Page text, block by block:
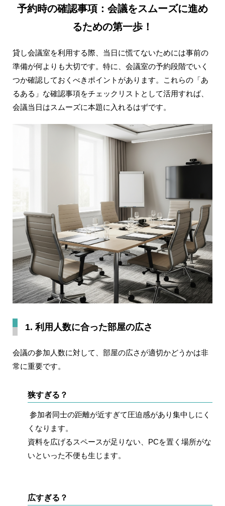
予約時の確認事項：会議をスムーズに進め
るための第一歩！
貸し会議室を利用する際、当日に慌てないためには事前の
準備が何よりも大切です。特に、会議室の予約段階でいく
つか確認しておくべきポイントがあります。これらの「あ
るある」な確認事項をチェックリストとして活用すれば、
会議当日はスムーズに本題に入れるはずです。
1. 利用人数に合った部屋の広さ
会議の参加人数に対して、部屋の広さが適切かどうかは非
常に重要です。
狭すぎる？
参加者同士の距離が近すぎて圧迫感があり集中しにく
くなります。
資料を広げるスペースが足りない、PCを置く場所がな
いといった不便も生じます。
広すぎる？